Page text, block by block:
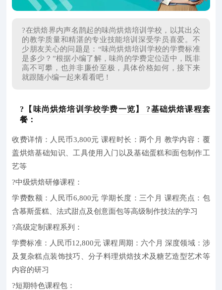
?在烘焙界内声名鹊起的味尚烘焙培训学校，以其出众
的教学质量和精湛的专业技能培训深受学员喜爱。不
少朋友关心的问题是：“味尚烘焙培训学校的学费标准
是多少？”根据小编了解，味尚的学费定位适中，既非
高不可攀，也并非廉价至极，具体价格如何，接下来
就跟随小编一起来看看吧！
?【味尚烘焙培训学校学费一览】 ?基础烘焙课程套
餐：
收费详情：人民币3,800元 课程时长：两个月 教学内容：覆
盖烘焙基础知识、工具使用入门以及基础蛋糕和面包制作工
艺等
?中级烘焙研修课程：
学费数额：人民币6,800元 学期长度：三个月 课程亮点：包
含慕斯蛋糕、法式甜点及创意面包等高级制作技法的学习
?高级定制课程系列：
学费标准：人民币12,800元 课程周期：六个月 深度领域：涉
及复杂糕点装饰技巧、分子料理烘焙技术及糖艺造型艺术等
内容的研习
?短期特色课程包：